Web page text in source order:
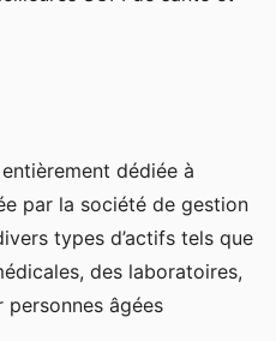
dédiée à
par la société de gestion
types d’actifs tels que
des laboratoires,
âgées